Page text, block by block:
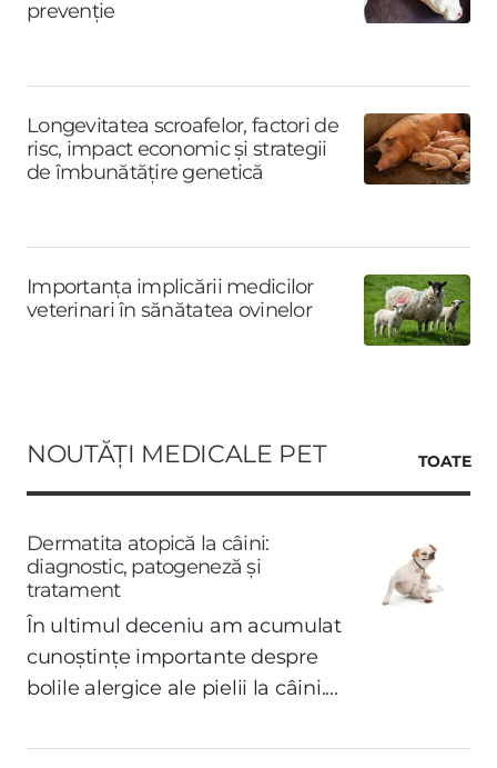
prevenție
Longevitatea scroafelor, factori de
risc, impact economic și strategii
de îmbunătățire genetică
Importanța implicării medicilor
veterinari în sănătatea ovinelor
NOUTĂȚI MEDICALE PET TOATE
Dermatita atopică la câini:
diagnostic, patogeneză și
tratament
În ultimul deceniu am acumulat
cunoștințe importante despre
bolile alergice ale pielii la câini....